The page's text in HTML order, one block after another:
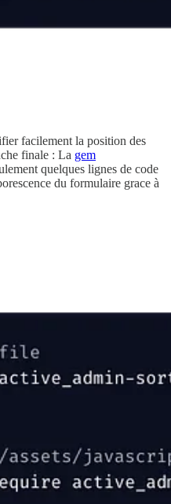
facilement la position des
finale : La gem
quelques lignes de code
du formulaire grace à